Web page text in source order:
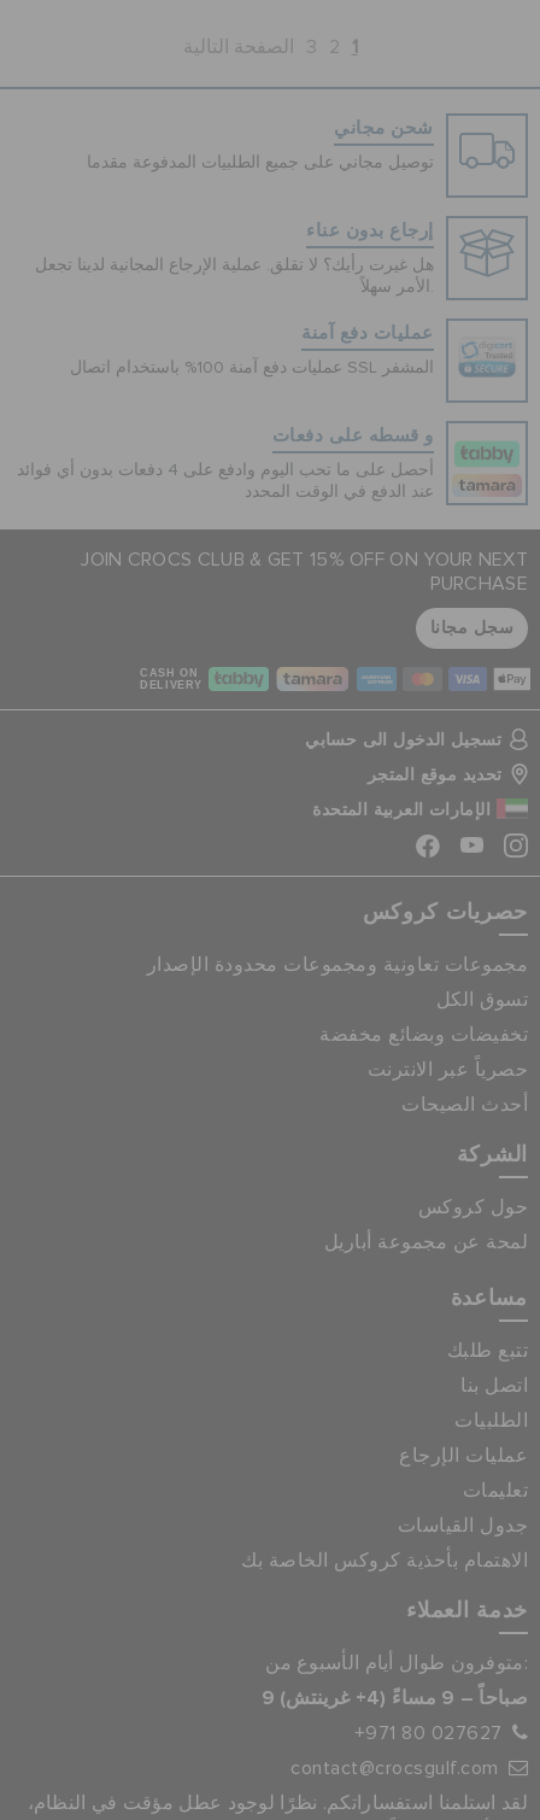
1
2
3 الصفحة التالية
شحن مجاني
توصيل مجاني على جميع الطلبيات المدفوعة مقدما
إرجاع بدون عناء
هل غيرت رأيك؟ لا تقلق. عملية الإرجاع المجانية لدينا تجعل
الأمر سهلاً.
عمليات دفع آمنة
عمليات دفع آمنة 100% باستخدام اتصال SSL المشفر
و قسطه على دفعات
أحصل على ما تحب اليوم وادفع على 4 دفعات بدون أي فوائد
عند الدفع في الوقت المحدد
JOIN CROCS CLUB & GET 15% OFF ON YOUR NEXT
PURCHASE
سجل مجانا
CASH ON
DELIVERY
تسجيل الدخول الى حسابي
تحديد موقع المتجر
الإمارات العربية المتحدة
حصريات كروكس
مجموعات تعاونية ومجموعات محدودة الإصدار
تسوق الكل
تخفيضات وبضائع مخفضة
حصرياً عبر الانترنت
أحدث الصيحات
الشركة
حول كروكس
لمحة عن مجموعة أباريل
مساعدة
تتبع طلبك
اتصل بنا
الطلبيات
عمليات الإرجاع
تعليمات
جدول القياسات
الاهتمام بأحذية كروكس الخاصة بك
خدمة العملاء
متوفرون طوال أيام الأسبوع من:
9 صباحاً – 9 مساءً (4+ غرينتش)
+971 80 027627
contact@crocsgulf.com
لقد استلمنا استفساراتكم. نظرًا لوجود عطل مؤقت في النظام،